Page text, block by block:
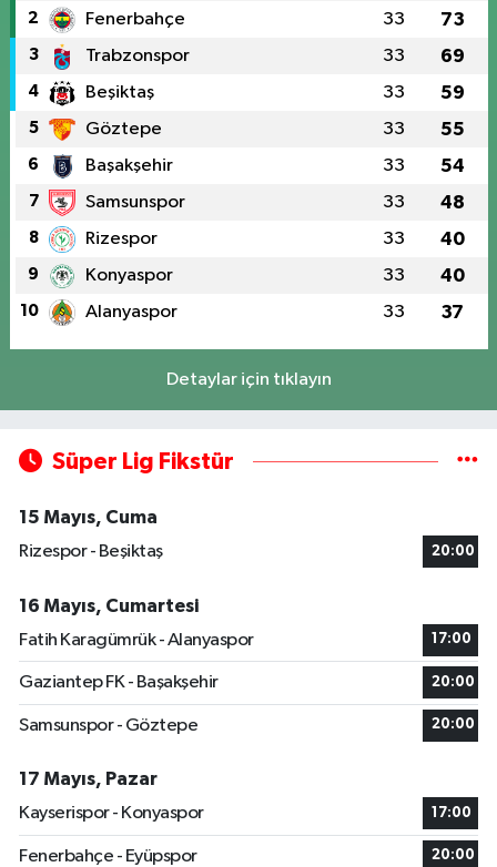
2 Fenerbahçe 33 73
3 Trabzonspor 33 69
4 Beşiktaş 33 59
5 Göztepe 33 55
6 Başakşehir 33 54
7 Samsunspor 33 48
8 Rizespor 33 40
9 Konyaspor 33 40
10 Alanyaspor 33 37
Detaylar için tıklayın
Süper Lig Fikstür
15 Mayıs, Cuma
Rizespor - Beşiktaş
20:00
16 Mayıs, Cumartesi
Fatih Karagümrük - Alanyaspor
17:00
Gaziantep FK - Başakşehir 20:00
Samsunspor - Göztepe 20:00
17 Mayıs, Pazar
Kayserispor - Konyaspor
17:00
Fenerbahçe - Eyüpspor 20:00